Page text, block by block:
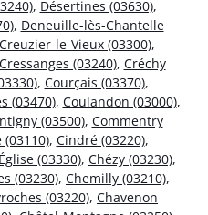
, Désertines (03630),
, Deneuille-lès-Chantelle
Creuzier-le-Vieux (03300),
Cressanges (03240), Créchy
, Courçais (03370),
(03470), Coulandon (03000),
(03500), Commentry
(03110), Cindré (03220),
(03330), Chézy (03230),
(03230), Chemilly (03210),
(03220), Chavenon